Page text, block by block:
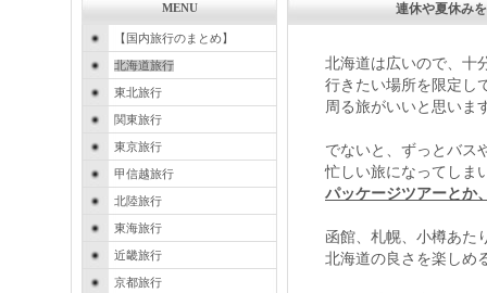
MENU
【国内旅行のまとめ】
北海道旅行
東北旅行
関東旅行
東京旅行
甲信越旅行
北陸旅行
東海旅行
近畿旅行
京都旅行
連休や夏休み
北海道は広いので、十
行きたい場所を限定し
周る旅がいいと思いま
でないと、ずっとバス
忙しい旅になってしま
パッケージツアーとか
函館、札幌、小樽あた
北海道の良さを楽しめ